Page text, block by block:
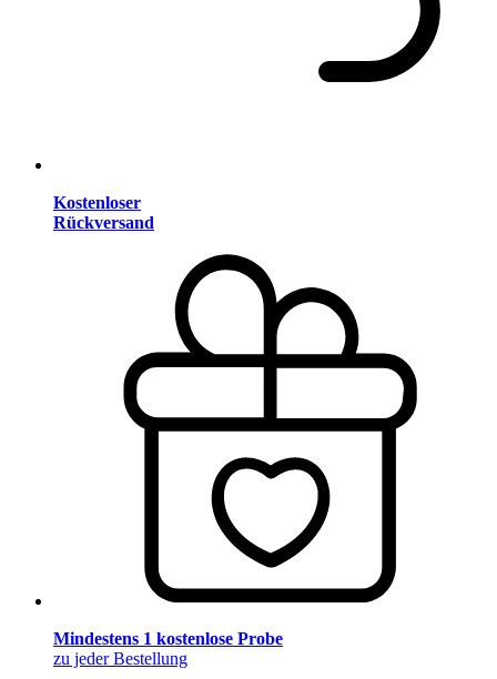
Kostenloser
Rückversand
Mindestens 1 kostenlose Probe
zu jeder Bestellung